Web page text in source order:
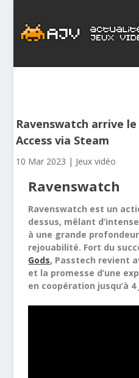
Ravenswatch arrive
Access via Steam
10 Mar 2023 | Jeux vidéo
Ravenswatch
Ravenswatch est un
dessus, mêlant
à une grande
rejouabilité. Fort du
Gods, Passtech revient
et la promesse d’une
en coopération jusqu’à 4